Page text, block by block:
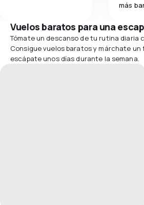
más
Vuelos baratos para una
Tómate un descanso de tu rutina diaria
Consigue vuelos baratos y márchate un
escápate unos días durante la semana.